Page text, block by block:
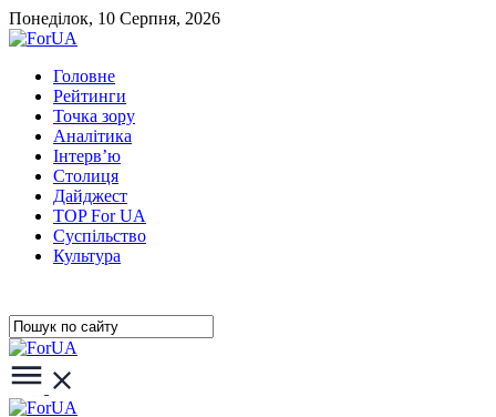
Понеділок, 10 Серпня, 2026
Головне
Рейтинги
Точка зору
Аналітика
Інтерв’ю
Столиця
Дайджест
TOP For UA
Суспiльство
Культура